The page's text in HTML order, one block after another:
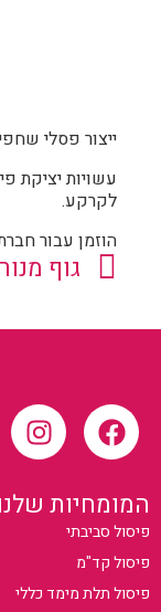
ייצור פסלי
עשויות יציקת
לקרקע.
הוזמן עבור
המומחיות
פיסול סביבתי
פיסול קד"מ
פיסול תלת מימד כללי